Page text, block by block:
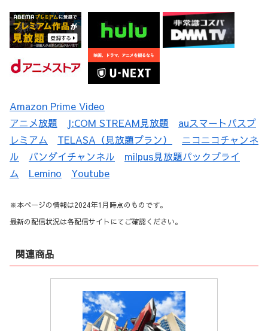
Amazon Prime Video
アニメ放題
J:COM STREAM見放題
auスマートパスプ
レミアム
TELASA（見放題プラン）
ニコニコチャンネ
ル
バンダイチャンネル
milpus見放題パックプライ
ム
Lemino Youtube
※本ページの情報は2024年1月時点のものです。
最新の配信状況は各配信サイトにてご確認ください。
関連商品